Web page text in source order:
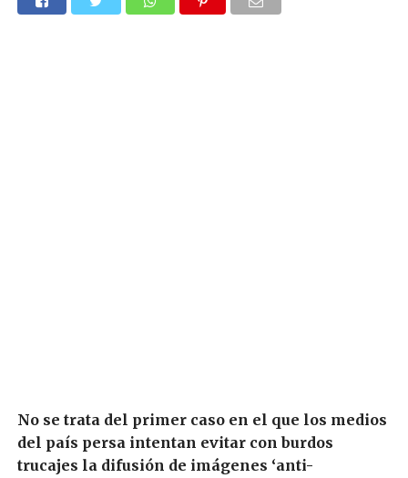
No se trata del primer caso en el que los medios
del país persa intentan evitar con burdos
trucajes la difusión de imágenes ‘anti-